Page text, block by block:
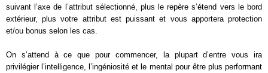
suivant l’axe de l’attribut sélectionné, plus le repère s’étend vers le bord
extérieur, plus votre attribut est puissant et vous apportera protection
et/ou bonus selon les cas.
On s’attend à ce que pour commencer, la plupart d’entre vous ira
privilégier l’intelligence, l’ingéniosité et le mental pour être plus performant